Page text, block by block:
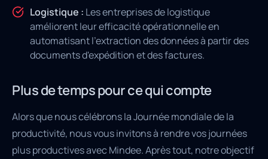
Logistique : Les entreprises de logistique
améliorent leur efficacité opérationnelle en
automatisant l'extraction des données à partir des
documents d'expédition et des factures.
Plus de temps pour ce qui compte
Alors que nous célébrons la Journée mondiale de la
productivité, nous vous invitons à rendre vos journées
plus productives avec Mindee. Après tout, notre objectif